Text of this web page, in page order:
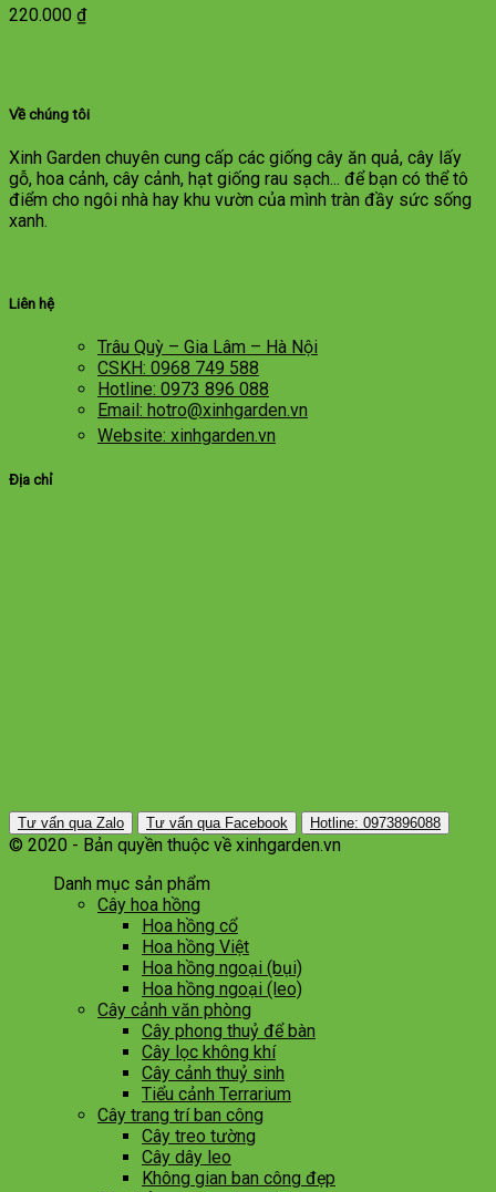
220.000 ₫
Về chúng tôi
Xinh Garden chuyên cung cấp các giống cây ăn quả, cây lấy
gỗ, hoa cảnh, cây cảnh, hạt giống rau sạch... để bạn có thể tô
điểm cho ngôi nhà hay khu vườn của mình tràn đầy sức sống
xanh.
Liên hệ
Trâu Quỳ – Gia Lâm – Hà Nội
CSKH: 0968 749 588
Hotline: 0973 896 088
Email: hotro@xinhgarden.vn
Website: xinhgarden.vn
Địa chỉ
Tư vấn qua Zalo Tư vấn qua Facebook Hotline: 0973896088
© 2020 - Bản quyền thuộc về xinhgarden.vn
Danh mục sản phẩm
Cây hoa hồng
Hoa hồng cổ
Hoa hồng Việt
Hoa hồng ngoại (bụi)
Hoa hồng ngoại (leo)
Cây cảnh văn phòng
Cây phong thuỷ để bàn
Cây lọc không khí
Cây cảnh thuỷ sinh
Tiểu cảnh Terrarium
Cây trang trí ban công
Cây treo tường
Cây dây leo
Không gian ban công đẹp